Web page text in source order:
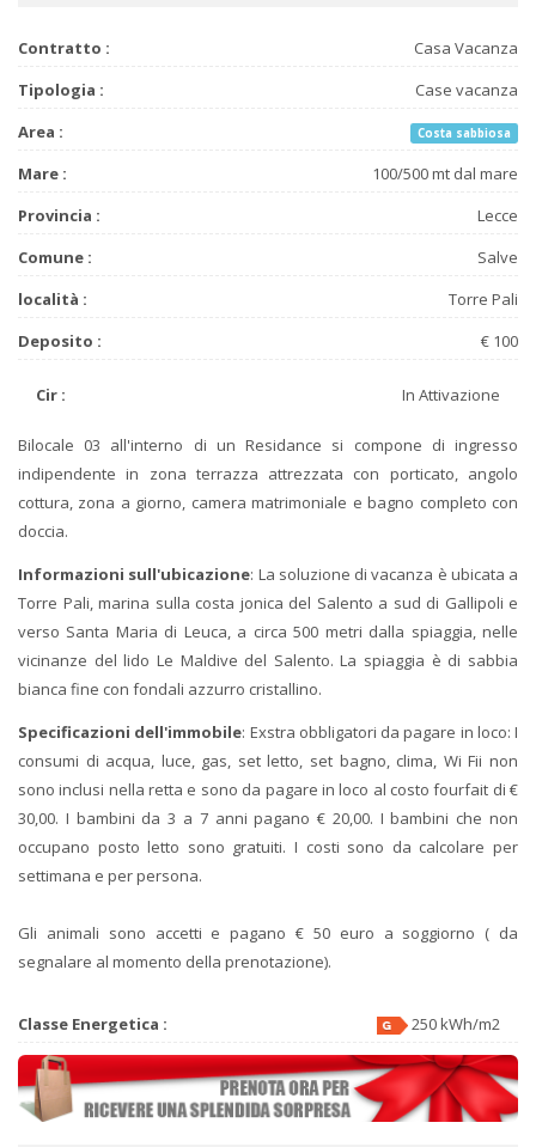
Contratto :
Casa Vacanza
Tipologia :
Case vacanza
Area :
Costa sabbiosa
Mare :
100/500 mt dal mare
Provincia :
Lecce
Comune :
Salve
località :
Torre Pali
Deposito :
€ 100
Cir : In Attivazione
Bilocale 03 all'interno di un Residance si compone di ingresso
indipendente in zona terrazza attrezzata con porticato, angolo
cottura, zona a giorno, camera matrimoniale e bagno completo con
doccia.
Informazioni sull'ubicazione: La soluzione di vacanza è ubicata a
Torre Pali, marina sulla costa jonica del Salento a sud di Gallipoli e
verso Santa Maria di Leuca, a circa 500 metri dalla spiaggia, nelle
vicinanze del lido Le Maldive del Salento. La spiaggia è di sabbia
bianca fine con fondali azzurro cristallino.
Specificazioni dell'immobile: Exstra obbligatori da pagare in loco: I
consumi di acqua, luce, gas, set letto, set bagno, clima, Wi Fii non
sono inclusi nella retta e sono da pagare in loco al costo fourfait di €
30,00. I bambini da 3 a 7 anni pagano € 20,00. I bambini che non
occupano posto letto sono gratuiti. I costi sono da calcolare per
settimana e per persona.
Gli animali sono accetti e pagano € 50 euro a soggiorno ( da
segnalare al momento della prenotazione).
Classe Energetica : 250 kWh/m2